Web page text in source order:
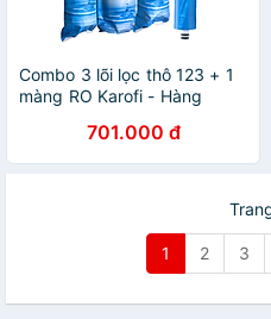
Combo 3 lõi lọc thô 123 + 1
màng RO Karofi - Hàng
701.000 đ
1 2 3